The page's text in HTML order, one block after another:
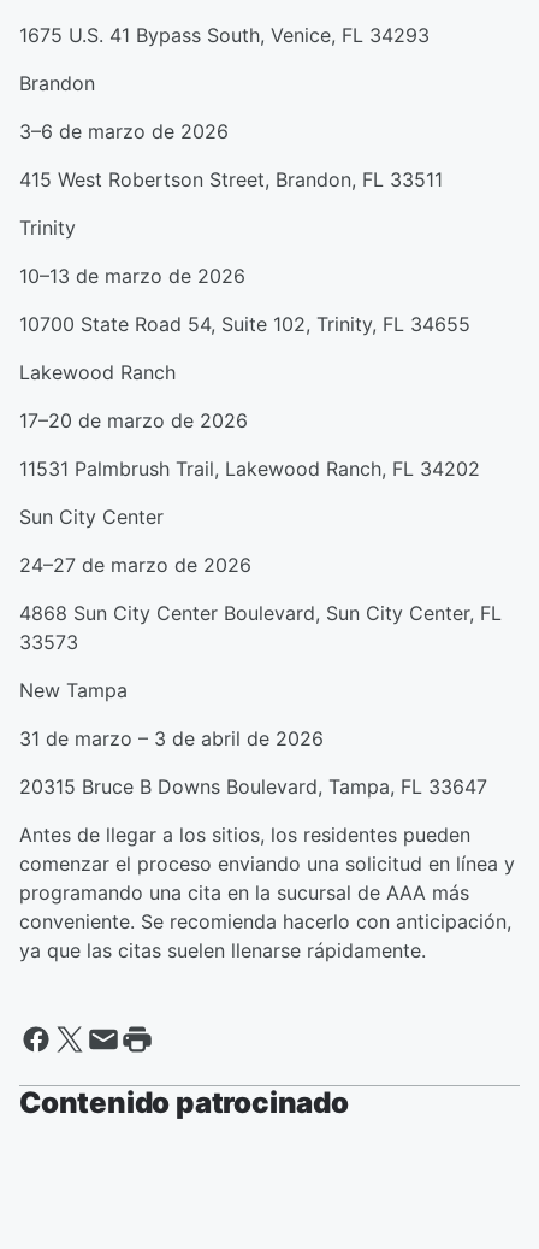
1675 U.S. 41 Bypass South, Venice, FL 34293
Brandon
3–6 de marzo de 2026
415 West Robertson Street, Brandon, FL 33511
Trinity
10–13 de marzo de 2026
10700 State Road 54, Suite 102, Trinity, FL 34655
Lakewood Ranch
17–20 de marzo de 2026
11531 Palmbrush Trail, Lakewood Ranch, FL 34202
Sun City Center
24–27 de marzo de 2026
4868 Sun City Center Boulevard, Sun City Center, FL
33573
New Tampa
31 de marzo – 3 de abril de 2026
20315 Bruce B Downs Boulevard, Tampa, FL 33647
Antes de llegar a los sitios, los residentes pueden
comenzar el proceso enviando una solicitud en línea y
programando una cita en la sucursal de AAA más
conveniente. Se recomienda hacerlo con anticipación,
ya que las citas suelen llenarse rápidamente.
Contenido patrocinado